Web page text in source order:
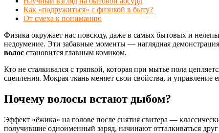
Как «подружиться» с физикой в быту?
От смеха к пониманию
Физика окружает нас повсюду, даже в самых бытовых и
недоумение. Эти забавные моменты — наглядная
волос становится главным комиком.
Кто не сталкивался с тряпкой, которая при мытье пола
сцепления. Мокрая ткань меняет свои свойства, и управление
Почему волосы встают дыбом?
Эффект «ёжика» на голове после снятия свитера —
получившие одноименный заряд, начинают отталкиваться